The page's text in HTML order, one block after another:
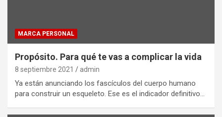
MARCA PERSONAL
Propósito. Para qué te vas a complicar la vida
8 septiembre 2021 admin
Ya están anunciando los fascículos del cuerpo humano
para construir un esqueleto. Ese es el indicador definitivo…